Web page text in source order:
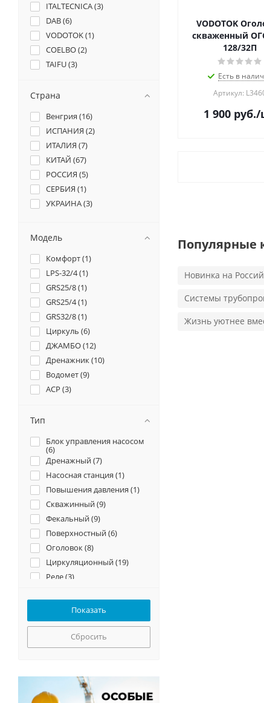
VODOTOK
скваженный
128/32П
Есть в
Артикул:
1 900руб./
Популярные
Новинка на
Системы
Жизнь уютнее
ITALTECNICA (3)
DAB (6)
VODOTOK (1)
COELBO (2)
TAIFU (3)
WESTER (
GIDROX ( 2)
Aquastrong (1
Страна
Венгрия (16)
ИСПАНИЯ (2)
ИТАЛИЯ (7)
КИТАЙ (67)
РОССИЯ (5)
СЕРБИЯ (1)
УКРАИНА (3)
Модель
Комфорт (1)
LPS-32/4 (1)
GRS25/8 (1)
GRS25/4 (1)
GRS32/8 (1)
Циркуль (6)
ДЖАМБО (12)
Дренажник (10)
Водомет (9)
ACP (3)
Тип
Блок управления насосом
(6)
Дренажный (7)
Насосная станция (1)
Повышения давления (1)
Скважинный (9)
Фекальный (9)
Поверхностный (6)
Оголовок (8)
Циркуляционный (19)
Реле (3)
Выключатель (
Колодезный (6)
Насос-автомат (9
Рецеркуляционный (4)
Сбросить